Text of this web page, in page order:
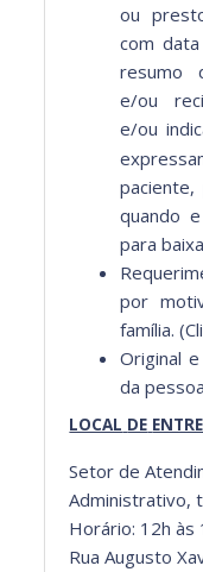
ou
com
resumo
e/ou
e/ou
quan­do
para
por
família.
Orig­i­nal
da
LOCAL DE
Setor de
Admin­is­tra­ti­vo,
Horário: 12h às
Rua Augus­to